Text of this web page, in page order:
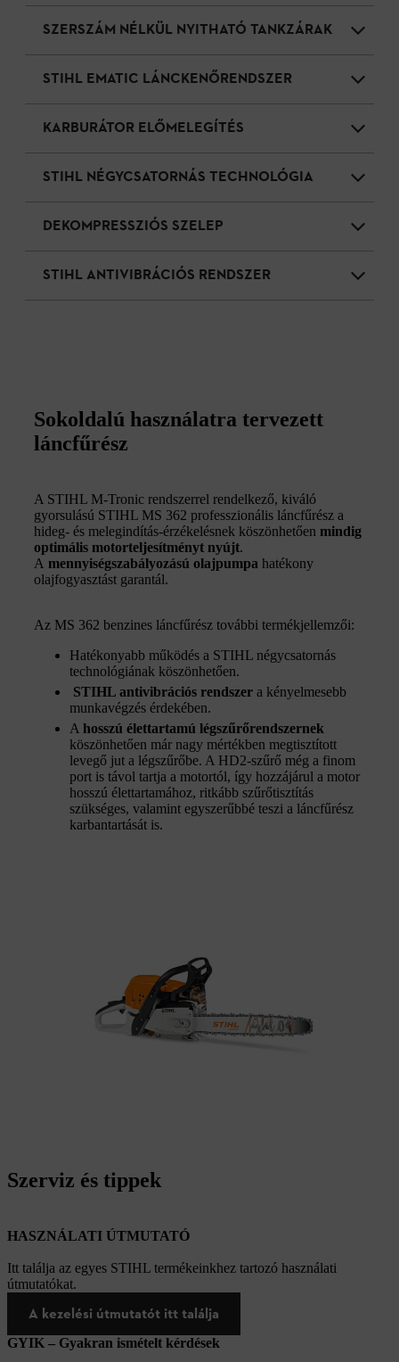
SZERSZÁM NÉLKÜL NYITHATÓ TANKZÁRAK
STIHL EMATIC LÁNCKENŐRENDSZER
KARBURÁTOR ELŐMELEGÍTÉS
STIHL NÉGYCSATORNÁS TECHNOLÓGIA
DEKOMPRESSZIÓS SZELEP
STIHL ANTIVIBRÁCIÓS RENDSZER
Sokoldalú használatra tervezett
láncfűrész
A STIHL M-Tronic rendszerrel rendelkező, kiváló
gyorsulású STIHL MS 362 professzionális láncfűrész a
hideg- és melegindítás-érzékelésnek köszönhetően mindig
optimális motorteljesítményt nyújt.
A mennyiségszabályozású olajpumpa hatékony
olajfogyasztást garantál.
Az MS 362 benzines láncfűrész további termékjellemzői:
Hatékonyabb működés a STIHL négycsatornás
technológiának köszönhetően.
STIHL antivibrációs rendszer a kényelmesebb
munkavégzés érdekében.
A hosszú élettartamú légszűrőrendszernek
köszönhetően már nagy mértékben megtisztított
levegő jut a légszűrőbe. A HD2-szűrő még a finom
port is távol tartja a motortól, így hozzájárul a motor
hosszú élettartamához, ritkább szűrőtisztítás
szükséges, valamint egyszerűbbé teszi a láncfűrész
karbantartását is.
Szerviz és tippek
HASZNÁLATI ÚTMUTATÓ
Itt találja az egyes STIHL termékeinkhez tartozó használati
útmutatókat.
A kezelési útmutatót itt találja
GYIK – Gyakran ismételt kérdések